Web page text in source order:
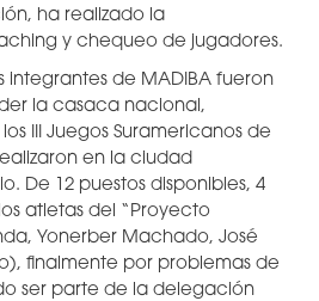
ha realizado la
y chequeo de jugadores.
integrantes de MADIBA fueron
la casaca nacional,
III Juegos Suramericanos de
en la ciudad
De 12 puestos disponibles, 4
atletas del “Proyecto
Yonerber Machado, José
finalmente por problemas de
ser parte de la delegación